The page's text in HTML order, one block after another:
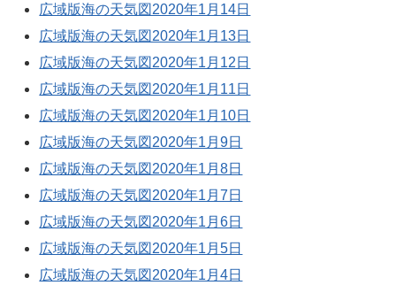
広域版海の天気図2020年1月14日
広域版海の天気図2020年1月13日
広域版海の天気図2020年1月12日
広域版海の天気図2020年1月11日
広域版海の天気図2020年1月10日
広域版海の天気図2020年1月9日
広域版海の天気図2020年1月8日
広域版海の天気図2020年1月7日
広域版海の天気図2020年1月6日
広域版海の天気図2020年1月5日
広域版海の天気図2020年1月4日